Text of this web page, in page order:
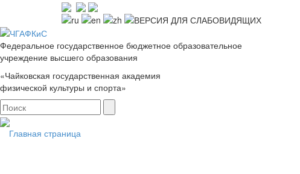
Федеральное государственное бюджетное образовательное
учреждение высшего образования
«Чайковская государственная академия
физической культуры и спорта»
Главная страница